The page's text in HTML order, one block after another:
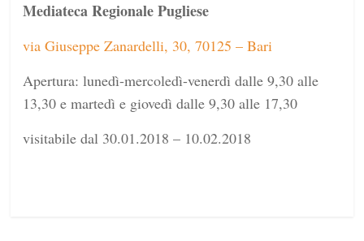
Mediateca Regionale Pugliese
via Giuseppe Zanardelli, 30, 70125 – Bari
Apertura: lunedì-mercoledì-venerdì dalle 9,30 alle
13,30 e martedì e giovedì dalle 9,30 alle 17,30
visitabile dal 30.01.2018 – 10.02.2018